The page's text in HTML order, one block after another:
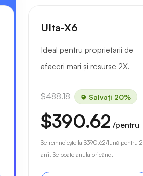
Ulta-X6
Ideal pentru proprietarii de
afaceri mari și resurse 2X.
$488.18 Salvați 20%
$390.62 /pentru
Se reînnoiește la $390.62/lună pentru 2
ani. Se poate anula oricând.